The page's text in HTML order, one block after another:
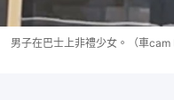
男子在巴士上非禮少女。（車cam